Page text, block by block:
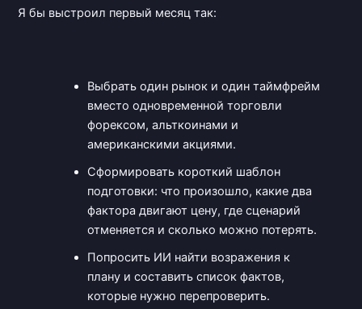
Я бы выстроил первый месяц так:
Выбрать один рынок и один таймфрейм
вместо одновременной торговли
форексом, альткоинами и
американскими акциями.
Сформировать короткий шаблон
подготовки: что произошло, какие два
фактора двигают цену, где сценарий
отменяется и сколько можно потерять.
Попросить ИИ найти возражения к
плану и составить список фактов,
которые нужно перепроверить.